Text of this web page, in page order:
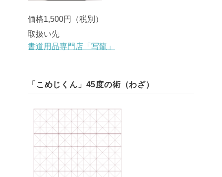
価格1,500円（税別）
取扱い先
書道用品専門店「写龍」
「こめじくん」45度の術（わざ）